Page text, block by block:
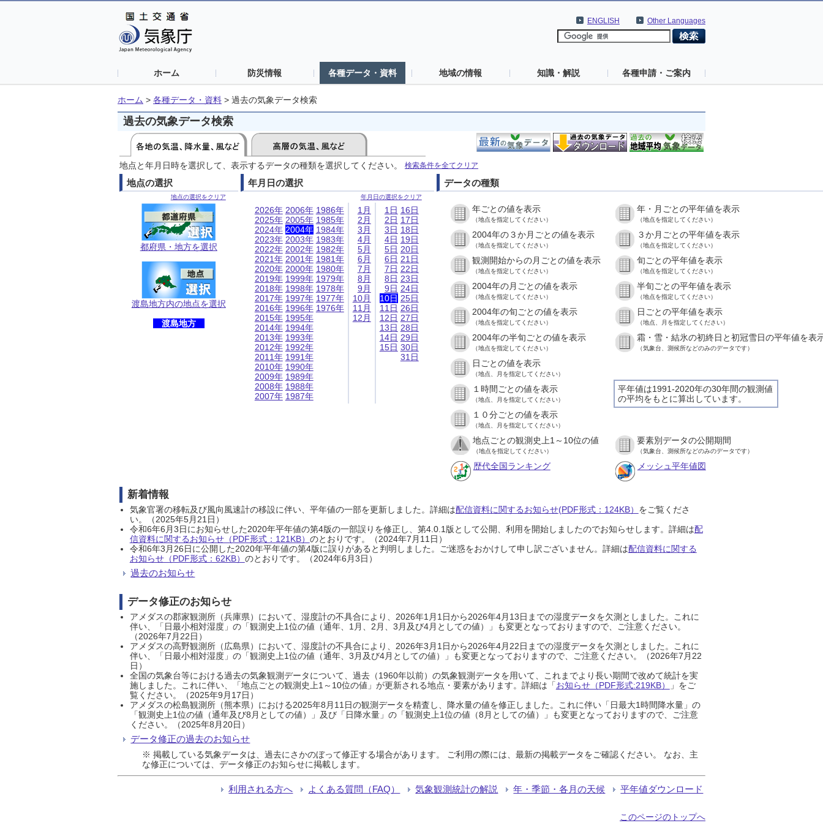
Other Languages
ENGLISH
ホーム 防災情報 各種データ・資料 地域の情報 知識・解説 各種申請・ご案内
ホーム > 各種データ・資料 > 過去の気象データ検索
過去の気象データ検索
地点と年月日時を選択して、表示するデータの種類を選択してください。 検索条件を全てクリア
地点の選択
地点の選択をクリア
都府県・地方を選択
渡島地方内の地点を選択
渡島地方
年月日の選択
年月日の選択をクリア
2026年
2025年
2024年
2023年
2022年
2021年
2020年
2019年
2018年
2017年
2016年
2015年
2014年
2013年
2012年
2011年
2010年
2009年
2008年
2007年
2006年
2005年
2004年
2003年
2002年
2001年
2000年
1999年
1998年
1997年
1996年
1995年
1994年
1993年
1992年
1991年
1990年
1989年
1988年
1987年
1986年
1985年
1984年
1983年
1982年
1981年
1980年
1979年
1978年
1977年
1976年
1月
2月
3月
4月
5月
6月
7月
8月
9月
10月
11月
12月
1日
2日
3日
4日
5日
6日
7日
8日
9日
10日
11日
12日
13日
14日
15日
16日
17日
18日
19日
20日
21日
22日
23日
24日
25日
26日
27日
28日
29日
30日
31日
データの種類
年ごとの値を表示
（地点を指定してください）
年・月ごとの平年値を表示
（地点を指定してください）
2004年の３か月ごとの値を表示
（地点を指定してください）
３か月ごとの平年値を表示
（地点を指定してください）
観測開始からの月ごとの値を表示
（地点を指定してください）
旬ごとの平年値を表示
（地点を指定してください）
2004年の月ごとの値を表示
（地点を指定してください）
半旬ごとの平年値を表示
（地点を指定してください）
2004年の旬ごとの値を表示
（地点を指定してください）
日ごとの平年値を表示
（地点、月を指定してください）
2004年の半旬ごとの値を表示
（地点を指定してください）
霜・雪・結氷の初終日と初冠雪日の平年値を表
（気象台、測候所などのみのデータです）
日ごとの値を表示
（地点、月を指定してください）
平年値は1991-2020年の30年間の観測値
の平均をもとに算出しています。
１時間ごとの値を表示
（地点、月を指定してください）
１０分ごとの値を表示
（地点、月を指定してください）
地点ごとの観測史上1～10位の値
（地点を指定してください）
要素別データの公開期間
（気象台、測候所などのみのデータです）
歴代全国ランキング メッシュ平年値図
新着情報
気象官署の移転及び風向風速計の移設に伴い、平年値の一部を更新しました。詳細は配信資料に関するお知らせ(PDF形式：124KB） をご覧くださ
い。（2025年5月21日）
令和6年6月3日にお知らせした2020年平年値の第4版の一部誤りを修正し、第4.0.1版として公開、利用を開始しましたのでお知らせします。詳細は配
信資料に関するお知らせ（PDF形式：121KB） のとおりです。（2024年7月11日）
令和6年3月26日に公開した2020年平年値の第4版に誤りがあると判明しました。ご迷惑をおかけして申し訳ございません。詳細は配信資料に関する
お知らせ（PDF形式：62KB） のとおりです。（2024年6月3日）
過去のお知らせ
データ修正のお知らせ
アメダスの郡家観測所（兵庫県）において、湿度計の不具合により、2026年1月1日から2026年4月13日までの湿度データを欠測としました。これに
伴い、「日最小相対湿度」の「観測史上1位の値（通年、1月、2月、3月及び4月としての値）」も変更となっておりますので、ご注意ください。
（2026年7月22日）
アメダスの高野観測所（広島県）において、湿度計の不具合により、2026年3月1日から2026年4月22日までの湿度データを欠測としました。これに
伴い、「日最小相対湿度」の「観測史上1位の値（通年、3月及び4月としての値）」も変更となっておりますので、ご注意ください。（2026年7月22
日）
全国の気象台等における過去の気象観測データについて、過去（1960年以前）の気象観測データを用いて、これまでより長い期間で改めて統計を実
施しました。これに伴い、「地点ごとの観測史上1～10位の値」が更新される地点・要素があります。詳細は「お知らせ（PDF形式:219KB）
」をご
覧ください。（2025年9月17日）
アメダスの松島観測所（熊本県）における2025年8月11日の観測データを精査し、降水量の値を修正しました。これに伴い「日最大1時間降水量」の
「観測史上1位の値（通年及び8月としての値）」及び「日降水量」の「観測史上1位の値（8月としての値）」も変更となっておりますので、ご注意
ください。（2025年8月20日）
データ修正の過去のお知らせ
※ 掲載している気象データは、過去にさかのぼって修正する場合があります。 ご利用の際には、最新の掲載データをご確認ください。 なお、主
な修正については、データ修正のお知らせに掲載します。
利用される方へ よくある質問（FAQ） 気象観測統計の解説 年・季節・各月の天候 平年値ダウンロード
このページのトップへ